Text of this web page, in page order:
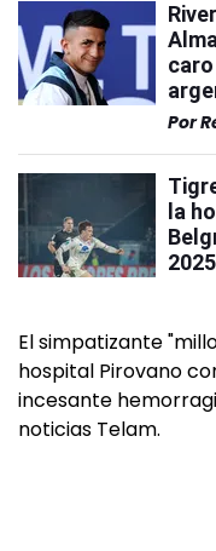
Por
la
2025
El simpatizante
hospital Pirovano
incesante
noticias Telam.